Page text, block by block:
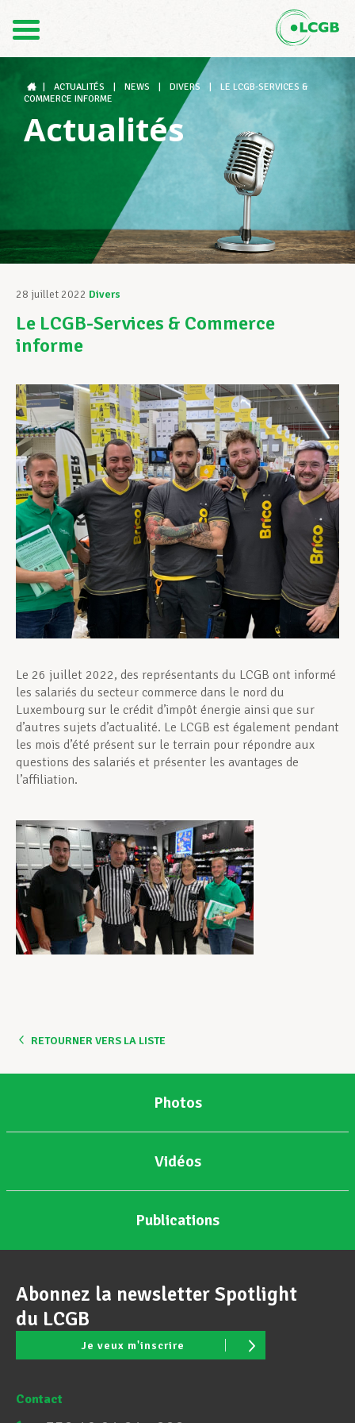
DE
Le LCGB
Structures syndicales
Assistance au Travail
Vos droits
Assistance en vie privée
Développement professionnel
Devenir Membre
Actualités
ACTUALITÉS NEWS DIVERS
LE LCGB-SERVICES &
COMMERCE INFORME
Actualités
28 juillet 2022 Divers
Le LCGB-Services & Commerce
informe
Le 26 juillet 2022, des représentants du LCGB ont informé
les salariés du secteur commerce dans le nord du
Luxembourg sur le crédit d’impôt énergie ainsi que sur
d’autres sujets d’actualité. Le LCGB est également pendant
les mois d’été présent sur le terrain pour répondre aux
questions des salariés et présenter les avantages de
l’affiliation.
RETOURNER VERS LA LISTE
Photos
Vidéos
Publications
Abonnez la newsletter Spotlight
du LCGB
Je veux m'inscrire
Contact